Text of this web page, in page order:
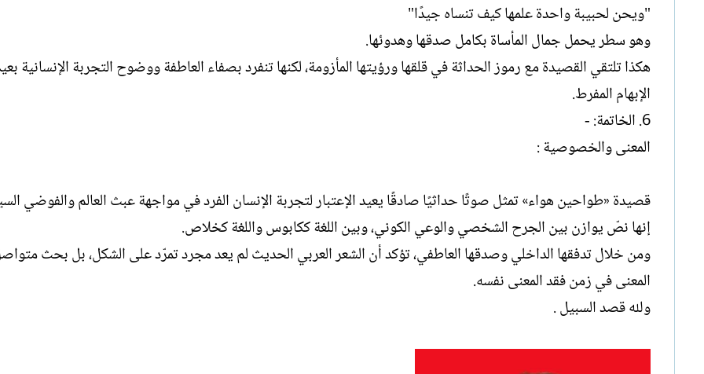
"ويحن لحبيبة واحدة علمها كيف تنساه جيدًا"
وهو سطر يحمل جمال المأساة بكامل صدقها وهدوئها.
هكذا تلتقي القصيدة مع رموز الحداثة في قلقها ورؤيتها المأزومة، لكنها تنفرد بصفاء العاطفة ووضوح التجربة الإنسانية
الإبهام المفرط.
6. الخاتمة: -
المعنى والخصوصية :
قصيدة «طواحين هواء» تمثل صوتًا حداثيًا صادقًا يعيد الإعتبار لتجربة الإنسان الفرد في مواجهة عبث العالم والفوضي
إنها نصّ يوازن بين الجرح الشخصي والوعي الكوني، وبين اللغة ككابوس واللغة كخلاص.
ومن خلال تدفقها الداخلي وصدقها العاطفي، تؤكد أن الشعر العربي الحديث لم يعد مجرد تمرّد على الشكل، بل بحث
المعنى في زمن فقد المعنى نفسه.
ولله قصد السبيل .